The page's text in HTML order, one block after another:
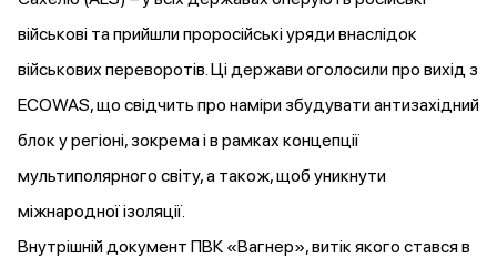
військові та прийшли проросійські уряди внаслідок
військових переворотів. Ці держави оголосили про вихід з
ECOWAS, що свідчить про наміри збудувати антизахідний
блок у регіоні, зокрема і в рамках концепції
мультиполярного світу, а також, щоб уникнути
міжнародної ізоляції.
Внутрішній документ ПВК «Вагнер», витік якого стався в